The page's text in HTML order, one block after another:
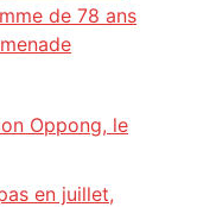
de 78 ans
Oppong, le
en juillet,